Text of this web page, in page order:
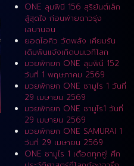
ONE ลุมพินี 156 สุริยันต์เล็ก
สู้สุดใจ ก่อนพ่ายดาวรุ่ง
เลบานอน
ยอดไอคิว วัดพลัง เคียมรัน
เดิมพันแจ้งเกิดบนเวทีโลก
มวยพักยก ONE ลุมพินี 152
วันที่ 1 พฤษภาคม 2569
มวยพักยก ONE ซามูไร 1 วันที่
29 เมษายน 2569
มวยพักยก ONE ซามูไร1 วันที่
29 เมษายน 2569
มวยพักยก ONE SAMURAI 1
วันที่ 29 เมษายน 2569
ONE ซามูไร 1 เดือดทุกคู่! ศึก